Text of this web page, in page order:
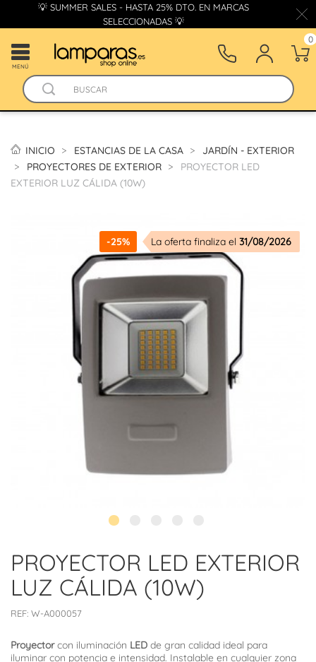
💡 SUMMER SALES - HASTA 25% DTO. EN MARCAS
SELECCIONADAS 💡
MENÚ
0
INICIO ESTANCIAS DE LA CASA
JARDÍN - EXTERIOR
PROYECTORES DE EXTERIOR
PROYECTOR LED
EXTERIOR LUZ CÁLIDA (10W)
-25% La oferta finaliza el 31/08/2026
PROYECTOR LED EXTERIOR
LUZ CÁLIDA (10W)
REF: W-A000057
Proyectorcon iluminación LED de gran calidad ideal para
iluminar con potencia e intensidad. Instalable en cualquier zona